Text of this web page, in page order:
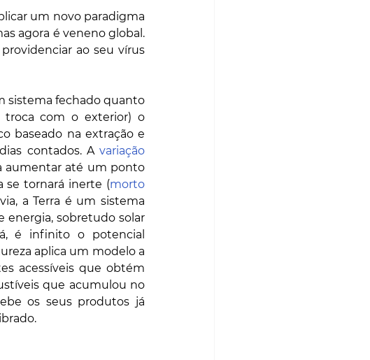
um novo paradigma
agora é veneno global.
ao seu vírus
sistema fechado quanto
troca com o exterior) o
baseado na extração e
contados. A variação
aumentar até um ponto
se tornará inerte (morto
a Terra é um sistema
energia, sobretudo solar
é infinito o potencial
aplica um modelo a
acessíveis que obtém
que acumulou no
os seus produtos já